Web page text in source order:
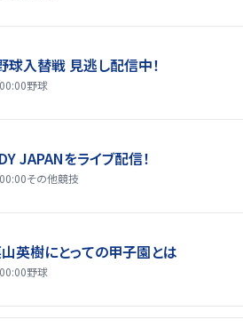
球入替戦 見逃し配信中！
野球
JAPANをライブ配信！
その他競技
英樹にとっての甲子園とは
野球